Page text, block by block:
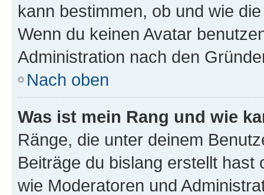
kann bestimmen, ob und wie
Wenn du keinen Avatar
Administration nach den
Nach oben
Was ist mein Rang und wie
Ränge, die unter deinem
Beiträge du bislang erstellt
wie Moderatoren und